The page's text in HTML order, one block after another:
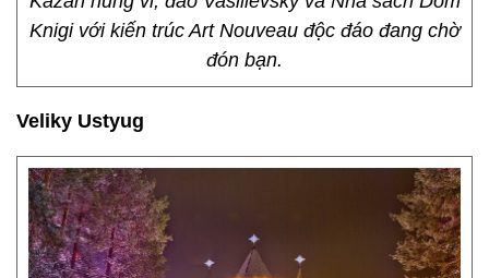
Knigi với kiến trúc Art Nouveau độc đáo đang chờ
đón bạn.
Veliky Ustyug